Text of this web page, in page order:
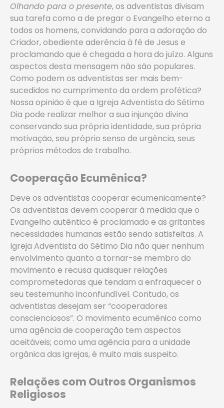
Olhando para o presente, os adventistas divisam
sua tarefa como a de pregar o Evangelho eterno a
todos os homens, convidando para a adoração do
Criador, obediente aderência à fé de Jesus e
proclamando que é chegada a hora do juízo. Alguns
aspectos desta mensagem não são populares.
Como podem os adventistas ser mais bem-
sucedidos no cumprimento da ordem profética?
Nossa opinião é que a Igreja Adventista do Sétimo
Dia pode realizar melhor a sua injunção divina
conservando sua própria identidade, sua própria
motivação, seu próprio senso de urgência, seus
próprios métodos de trabalho.
Cooperação Ecumênica?
Deve os adventistas cooperar ecumenicamente?
Os adventistas devem cooperar à medida que o
Evangelho autêntico é proclamado e as gritantes
necessidades humanas estão sendo satisfeitas. A
Igreja Adventista do Sétimo Dia não quer nenhum
envolvimento quanto a tornar-se membro do
movimento e recusa quaisquer relações
comprometedoras que tendam a enfraquecer o
seu testemunho inconfundível. Contudo, os
adventistas desejam ser “cooperadores
conscienciosos”. O movimento ecumênico como
uma agência de cooperação tem aspectos
aceitáveis; como uma agência para a unidade
orgânica das igrejas, é muito mais suspeito.
Relações com Outros Organismos
Religiosos